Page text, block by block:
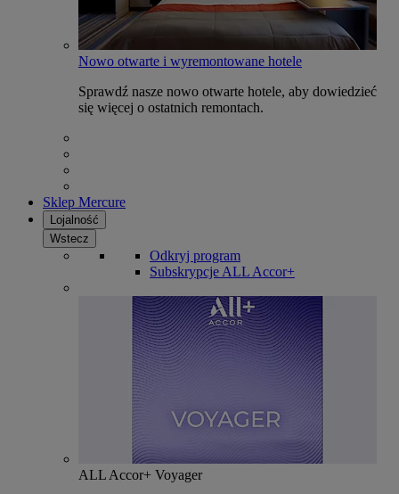
Nowo otwarte i wyremontowane hotele
Sprawdź nasze nowo otwarte hotele, aby dowiedzieć
się więcej o ostatnich remontach.
Sklep Mercure
Lojalność
Wstecz
Odkryj program
Subskrypcje ALL Accor+
ALL Accor+ Voyager